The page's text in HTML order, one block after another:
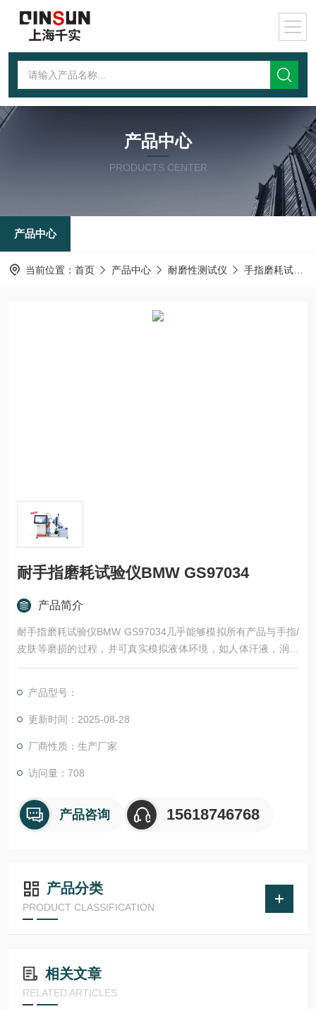
产品中心
PRODUCTS CENTER
产品中心
当前位置： 首页 产品中心 耐磨性测试仪 手指磨耗试验机
耐手指磨耗试验仪BMW GS97034
产品简介
耐手指磨耗试验仪BMW GS97034几乎能够模拟所有产品与手指/
皮肤等磨损的过程，并可真实模拟液体环境，如人体汗液，润手
霜，防晒霜，清洁剂，牙膏等液态介质。该设备可以模 拟磨损的
痕等。人类手指，皮肤，牙齿等介质与各类产品接触后会对其材
料表面产生磨损，这种磨损 严重影响了产品的质量品质。
产品型号：
更新时间：2025-08-28
厂商性质：生产厂家
访问量：708
产品咨询 15618746768
产品分类
PRODUCT CLASSIFICATION
相关文章
RELATED ARTICLES